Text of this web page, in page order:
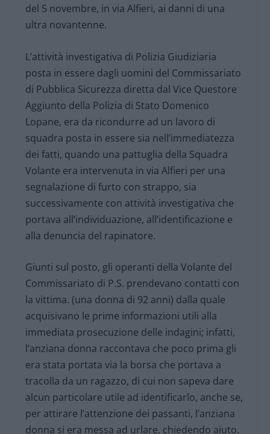
del 5 novembre, in via Alfieri, ai danni di una
ultra novantenne.
L’attività investigativa di Polizia Giudiziaria
posta in essere dagli uomini del Commissariato
di Pubblica Sicurezza diretta dal Vice Questore
Aggiunto della Polizia di Stato Domenico
Lopane, era da ricondurre ad un lavoro di
squadra posta in essere sia nell’immediatezza
dei fatti, quando una pattuglia della Squadra
Volante era intervenuta in via Alfieri per una
segnalazione di furto con strappo, sia
successivamente con attività investigativa che
portava all’individuazione, all’identificazione e
alla denuncia del rapinatore.
Giunti sul posto, gli operanti della Volante del
Commissariato di P.S. prendevano contatti con
la vittima. (una donna di 92 anni) dalla quale
acquisivano le prime informazioni utili alla
immediata prosecuzione delle indagini; infatti,
l’anziana donna raccontava che poco prima gli
era stata portata via la borsa che portava a
tracolla da un ragazzo, di cui non sapeva dare
alcun particolare utile ad identificarlo, anche se,
per attirare l’attenzione dei passanti, l’anziana
donna si era messa ad urlare, chiedendo aiuto.